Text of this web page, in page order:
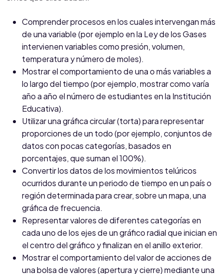
Comprender procesos en los cuales intervengan más
de una variable (por ejemplo en la Ley de los Gases
intervienen variables como presión, volumen,
temperatura y número de moles).
Mostrar el comportamiento de una o más variables a
lo largo del tiempo (por ejemplo, mostrar como varía
año a año el número de estudiantes en la Institución
Educativa).
Utilizar una gráfica circular (torta) para representar
proporciones de un todo (por ejemplo, conjuntos de
datos con pocas categorías, basados en
porcentajes, que suman el 100%).
Convertir los datos de los movimientos telúricos
ocurridos durante un periodo de tiempo en un país o
región determinada para crear, sobre un mapa, una
gráfica de frecuencia.
Representar valores de diferentes categorías en
cada uno de los ejes de un gráfico radial que inician en
el centro del gráfico y finalizan en el anillo exterior.
Mostrar el comportamiento del valor de acciones de
una bolsa de valores (apertura y cierre) mediante una